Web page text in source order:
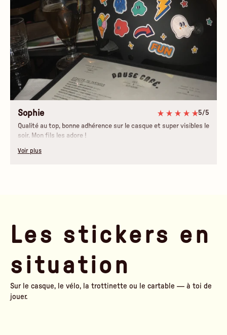
Sophie
5/5
Qualité au top, bonne adhérence sur le casque et super visibles le
soir. Mon fils les adore !
Voir plus
Les stickers en
situation
Sur le casque, le vélo, la trottinette ou le cartable — à toi de
jouer.